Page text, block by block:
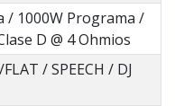
/ 1000W Programa /
D @ 4 Ohmios
/ SPEECH / DJ